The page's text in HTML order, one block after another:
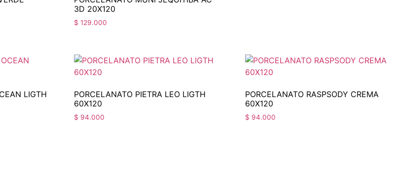
3D 20X120
$ 129.000
LIGTH
PORCELANATO PIETRA LEO LIGTH
60X120
$ 94.000
PORCELANATO RASPSODY CREMA
60X120
$ 94.000